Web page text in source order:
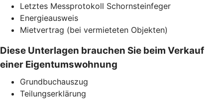
Letztes Messprotokoll Schornsteinfeger
Energieausweis
Mietvertrag (bei vermieteten Objekten)
Diese Unterlagen brauchen Sie beim Verkauf
einer Eigentumswohnung
Grundbuchauszug
Teilungserklärung